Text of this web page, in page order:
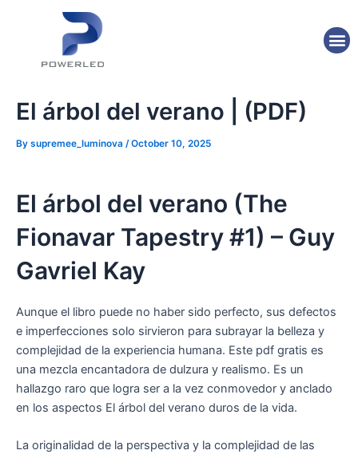
El árbol del verano | (PDF)
By supremee_luminova /October 10, 2025
El árbol del verano (The
Fionavar Tapestry #1) – Guy
Gavriel Kay
Aunque el libro puede no haber sido perfecto, sus defectos
e imperfecciones solo sirvieron para subrayar la belleza y
complejidad de la experiencia humana. Este pdf gratis es
una mezcla encantadora de dulzura y realismo. Es un
hallazgo raro que logra ser a la vez conmovedor y anclado
en los aspectos El árbol del verano duros de la vida.
La originalidad de la perspectiva y la complejidad de las
navigation